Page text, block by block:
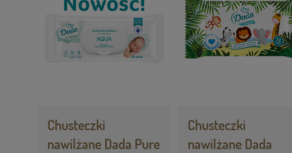
Chusteczki
nawilżane Dada Pure
Chusteczki
nawilżane Dada